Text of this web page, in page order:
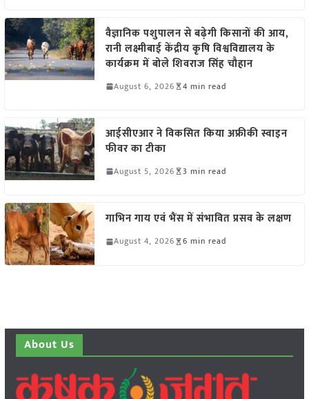
वैज्ञानिक पशुपालन से बढ़ेगी किसानों की आय,
रानी लक्ष्मीबाई केंद्रीय कृषि विश्वविद्यालय के
कार्यक्रम में बोले शिवराज सिंह चौहान
August 6, 2026 4 min read
आईसीएआर ने विकसित किया अफ्रीकी स्वाइन
फीवर का टीका
August 5, 2026 3 min read
गाभिन गाय एवं भैंस में संभावित प्रसव के लक्षण
August 4, 2026 6 min read
About Us